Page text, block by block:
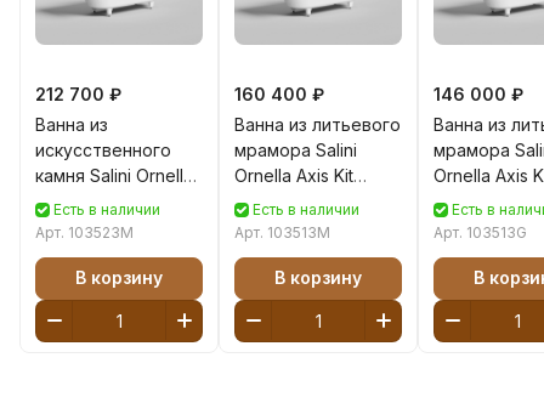
212 700 ₽
Ванна из
искусственного
камня Salini Ornella
Axis Kit 170x75
103523M S-Stone
Есть в наличии
Арт. 103523M
В корзину
160 400 ₽
Ванна из литьевого
мрамора Salini
Ornella Axis Kit
170x75 103513M S-
Sense белая
Есть в наличии
Арт. 103513M
В корзину
146 000 ₽
Ванна из
мрамора
Ornella Axis
170x75
Sense белая
Есть в
Арт. 103513G
В